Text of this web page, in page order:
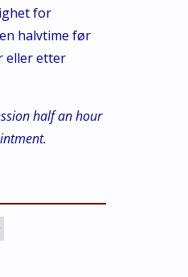
for
halvtime før
eller etter
half an hour